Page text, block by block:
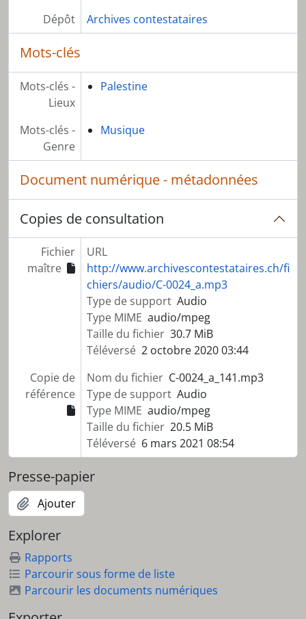
Dépôt Archives contestataires
Mots-clés
Mots-clés -
Lieux
Palestine
Mots-clés -
Genre
Musique
Document numérique - métadonnées
Copies de consultation
Fichier
maître
URL
http://www.archivescontestataires.ch/fi
chiers/audio/C-0024_a.mp3
Type de support Audio
Type MIME audio/mpeg
Taille du fichier 30.7 MiB
Téléversé 2 octobre 2020 03:44
Copie de
référence
Nom du fichier C-0024_a_141.mp3
Type de support Audio
Type MIME audio/mpeg
Taille du fichier 20.5 MiB
Téléversé 6 mars 2021 08:54
Presse-papier
Ajouter
Explorer
Rapports
Parcourir sous forme de liste
Parcourir les documents numériques